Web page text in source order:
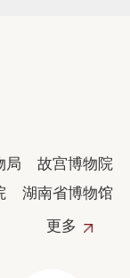
局
故宫博物院
湖南省博物馆
更多